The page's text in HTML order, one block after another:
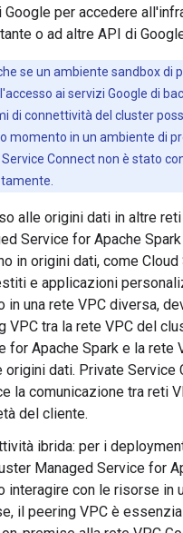
Google per accedere
o ad altre API di
se un ambiente sandbox di
ai servizi Google di
di connettività del cluster
momento in un ambiente di
Service Connect non è stato
alle origini dati in altre
Service for Apache
in origini dati, come Cloud
e applicazioni
in una rete VPC diversa,
VPC tra la rete VPC del
for Apache Spark e la rete
origini dati. Private Service
la comunicazione tra reti
del cliente.
ibrida: per i
Managed Service for
interagire con le risorse in
il peering VPC è